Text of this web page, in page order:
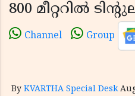
800 മീറ്ററില്‍
Channel Group
By KVARTHA Special Desk